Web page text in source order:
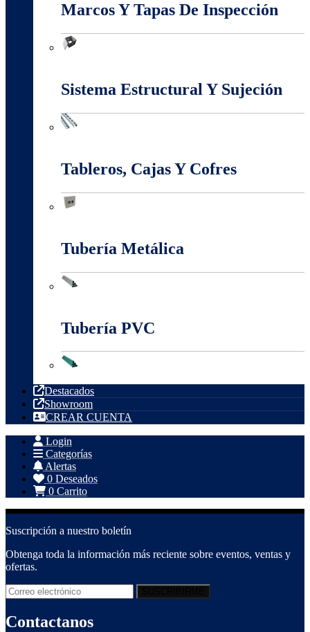
Marcos Y Tapas De Inspección
Sistema Estructural Y Sujeción
Tableros, Cajas Y Cofres
Tubería Metálica
Tubería PVC
Destacados
Showroom
CREAR CUENTA
Login
Categorías
Alertas
0 Deseados
0 Carrito
Suscripción a nuestro boletín
Obtenga toda la información más reciente sobre eventos, ventas y
ofertas.
Contactanos